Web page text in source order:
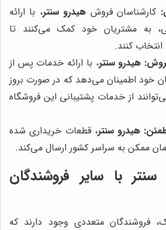
کارشناسان فروش هیدرو سنتر، با ارائه
به مشتریان خود کمک می‌کنند تا
کنند.
هیدرو سنتر، با ارائه خدمات پس از
خود اطمینان می‌دهد که در صورت بروز
از خدمات پشتیبانی این فروشگاه
هیدرو سنتر، قطعات خریداری شده
ممکن به سراسر کشور ارسال می‌کند.
با سایر فروشندگان
فروشندگان متعددی وجود دارند که